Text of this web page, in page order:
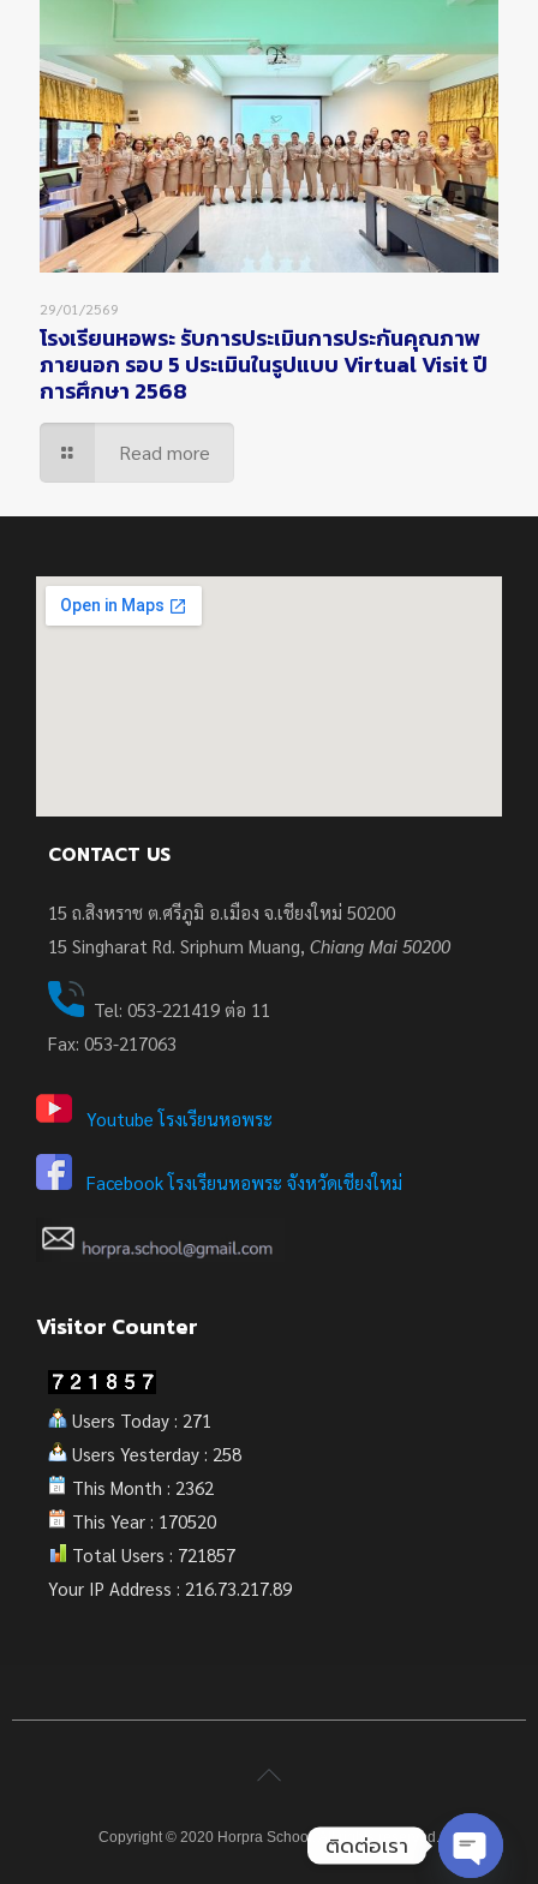
29/01/2569
โรงเรียนหอพระ รับการประเมินการประกันคุณภาพ
ภายนอก รอบ 5 ประเมินในรูปแบบ Virtual Visit ปี
การศึกษา 2568
Read more
CONTACT US
15 ถ.สิงหราช ต.ศรีภูมิ อ.เมือง จ.เชียงใหม่ 50200
15 Singharat Rd. Sriphum Muang, Chiang Mai 50200
Tel: 053-221419 ต่อ 11
Fax: 053-217063
Youtube โรงเรียนหอพระ
Facebook โรงเรียนหอพระ จังหวัดเชียงใหม่
Visitor Counter
Users Today : 271
Users Yesterday : 258
This Month : 2362
This Year : 170520
Total Users : 721857
Your IP Address : 216.73.217.89
Copyright © 2020 Horpra School. All rights reserved.
ติดต่อเรา